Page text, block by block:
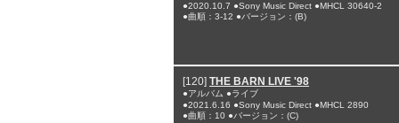
●2020.10.7 ●Sony Music Direct ●MHCL 30640-2
●曲順：3-12 ●バージョン：(B)
[120] THE BARN LIVE '98
●アルバム ●ライブ
●2021.6.16 ●Sony Music Direct ●MHCL 2890
●曲順：10 ●バージョン：(C)